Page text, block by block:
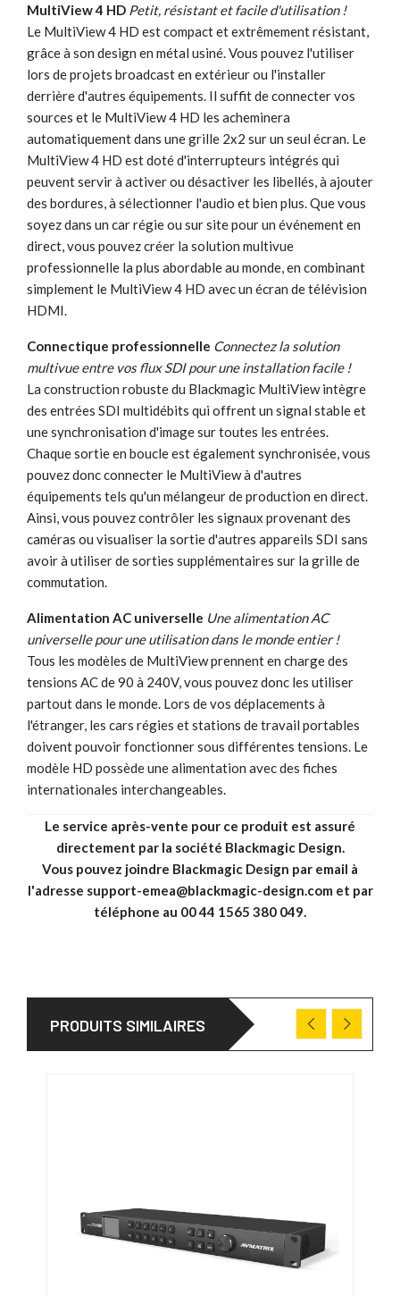
MultiView 4 HD Petit, résistant et facile d'utilisation !
Le MultiView 4 HD est compact et extrêmement résistant,
grâce à son design en métal usiné. Vous pouvez l'utiliser
lors de projets broadcast en extérieur ou l'installer
derrière d'autres équipements. Il suffit de connecter vos
sources et le MultiView 4 HD les acheminera
automatiquement dans une grille 2x2 sur un seul écran. Le
MultiView 4 HD est doté d'interrupteurs intégrés qui
peuvent servir à activer ou désactiver les libellés, à ajouter
des bordures, à sélectionner l'audio et bien plus. Que vous
soyez dans un car régie ou sur site pour un événement en
direct, vous pouvez créer la solution multivue
professionnelle la plus abordable au monde, en combinant
simplement le MultiView 4 HD avec un écran de télévision
HDMI.
Connectique professionnelle Connectez la solution
multivue entre vos flux SDI pour une installation facile !
La construction robuste du Blackmagic MultiView intègre
des entrées SDI multidébits qui offrent un signal stable et
une synchronisation d'image sur toutes les entrées.
Chaque sortie en boucle est également synchronisée, vous
pouvez donc connecter le MultiView à d'autres
équipements tels qu'un mélangeur de production en direct.
Ainsi, vous pouvez contrôler les signaux provenant des
caméras ou visualiser la sortie d'autres appareils SDI sans
avoir à utiliser de sorties supplémentaires sur la grille de
commutation.
Alimentation AC universelle Une alimentation AC
universelle pour une utilisation dans le monde entier !
Tous les modèles de MultiView prennent en charge des
tensions AC de 90 à 240V, vous pouvez donc les utiliser
partout dans le monde. Lors de vos déplacements à
l'étranger, les cars régies et stations de travail portables
doivent pouvoir fonctionner sous différentes tensions. Le
modèle HD possède une alimentation avec des fiches
internationales interchangeables.
Le service après-vente pour ce produit est assuré
directement par la société Blackmagic Design.
Vous pouvez joindre Blackmagic Design par email à
l'adresse support-emea@blackmagic-design.com et par
téléphone au 00 44 1565 380 049.
PRODUITS SIMILAIRES